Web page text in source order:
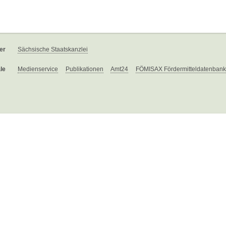
Sächsische Staatskanzlei
Medienservice Publikationen Amt24 FÖMISAX Fördermitteldatenbank